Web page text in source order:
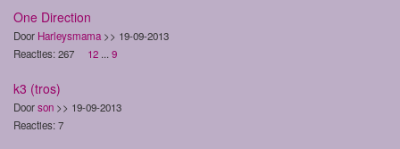
One Direction
Door Harleysmama >> 19-09-2013
Reacties: 267
12 ... 9
k3 (tros)
Doorson >> 19-09-2013
Reacties: 7